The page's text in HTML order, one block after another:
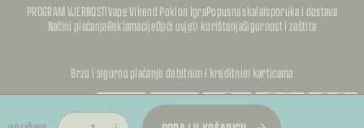
PROGRAM VJERNOSTIVape Vikend Poklon IgraPopusna skalaIsporuka i dostava
Načini plaćanjaReklamacijeOpći uvjeti korištenjaSigurnost i zaštita
Brzo i sigurno plaćanje debitnim i kreditnim karticama